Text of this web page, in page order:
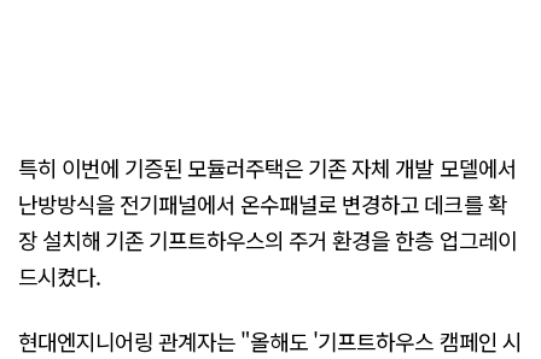
특히 이번에 기증된 모듈러주택은 기존 자체 개발 모델에서
난방방식을 전기패널에서 온수패널로 변경하고 데크를 확
장 설치해 기존 기프트하우스의 주거 환경을 한층 업그레이
드시켰다.
현대엔지니어링 관계자는 "올해도 '기프트하우스 캠페인 시